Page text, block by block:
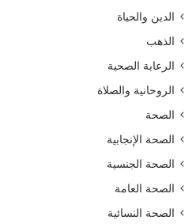
الدين والحياة
الذهب
الرعاية الصحية
الروحانية والصلاة
الصحة
الصحة الإنجابية
الصحة الجنسية
الصحة العامة
الصحة النسائية